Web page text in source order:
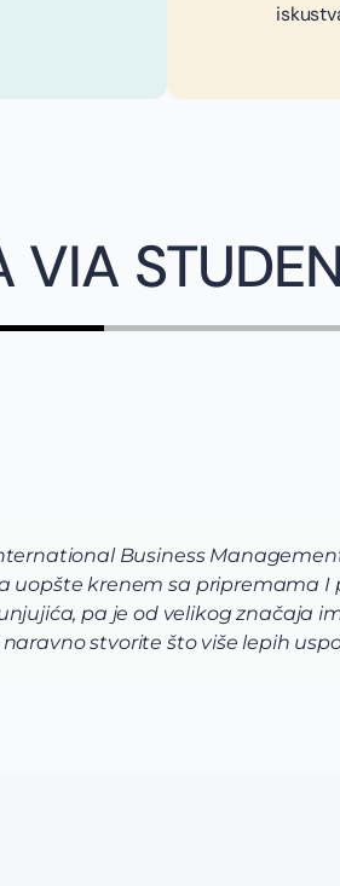
VIA
Business
uopšte krenem sa pripremama
pa je od velikog značaja
stvorite što više lepih